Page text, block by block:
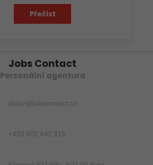
Přečíst
Jobs Contact
Personální agentura
dotaz@jobscontact.cz
+420 602 642 915